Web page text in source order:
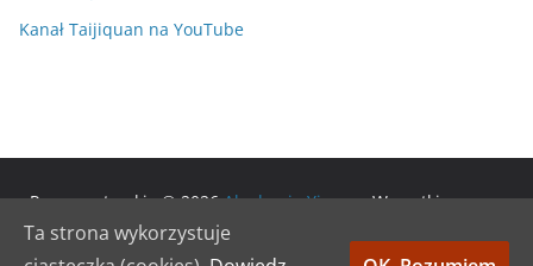
Kanał Taijiquan na YouTube
Prawa autorskie © 2026Akademia Yiquan. Wszystkie prawa
zastrzeżone.
Motyw:ColorMagstworzony przez ThemeGrill. Wspierane
Ta strona wykorzystuje